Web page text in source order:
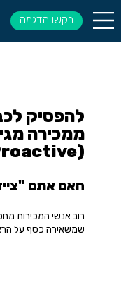
בקשו הדגמה
להפסיק
ממכירה
(Reactive to Proactive)
האם אתם
רוב אנשי המכירות
שמשאירה כסף על